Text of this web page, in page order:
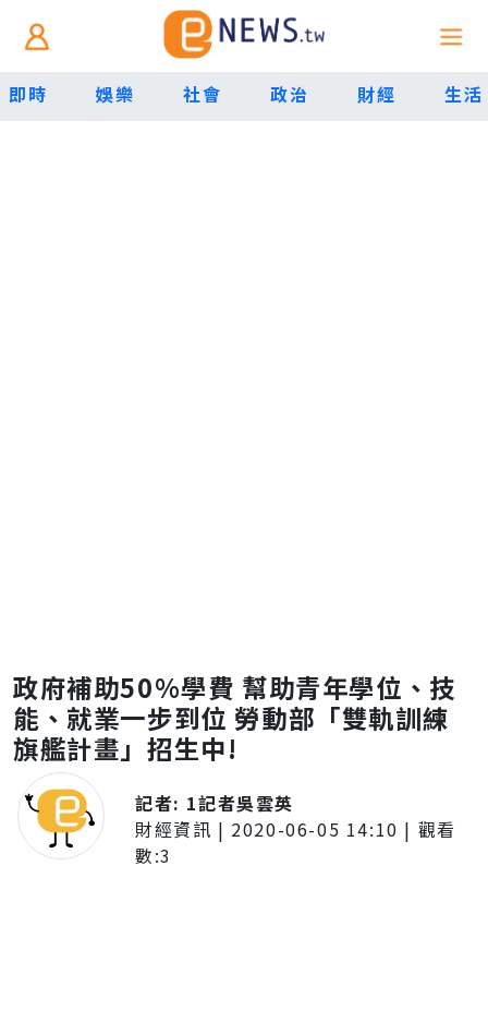
即時 娛樂 社會 政治 財經 生活
政府補助50%學費 幫助青年學位、技
能、就業一步到位 勞動部「雙軌訓練
旗艦計畫」招生中!
記者: 1記者吳雲英
財經資訊 | 2020-06-05 14:10 | 觀看
數:3